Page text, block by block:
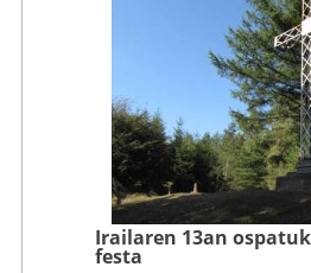
Irailaren 13an
festa